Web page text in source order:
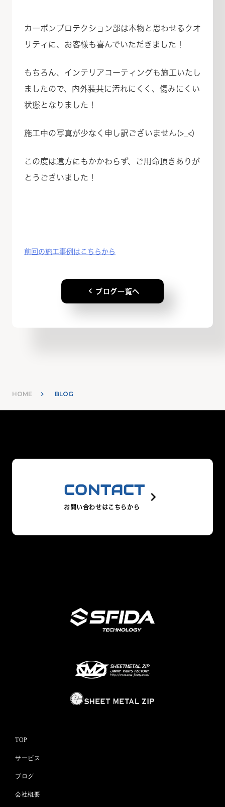
カーボンプロテクション部は本物と思わせるクオ
リティに、お客様も喜んでいただきました！
もちろん、インテリアコーティングも施工いたし
ましたので、内外装共に汚れにくく、傷みにくい
状態となりました！
施工中の写真が少なく申し訳ございません(>_<)
この度は遠方にもかかわらず、ご用命頂きありが
とうございました！
前回の施工事例はこちらから
keyboard_arrow_left ブログ一覧へ
HOME BLOG
CONTACT
お問い合わせはこちらから
keyboard_arrow_right
TOP
サービス
ブログ
会社概要